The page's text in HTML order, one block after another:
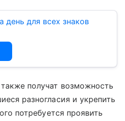
день для всех знаков
получат возможность
разногласия и укрепить
потребуется проявить